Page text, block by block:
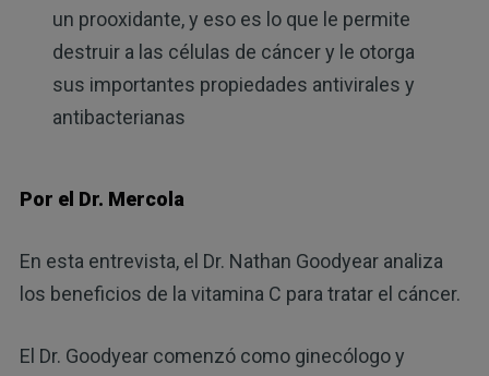
un prooxidante, y eso es lo que le permite
destruir a las células de cáncer y le otorga
sus importantes propiedades antivirales y
antibacterianas
Por el Dr. Mercola
En esta entrevista, el Dr. Nathan Goodyear analiza
los beneficios de la vitamina C para tratar el cáncer.
El Dr. Goodyear comenzó como ginecólogo y